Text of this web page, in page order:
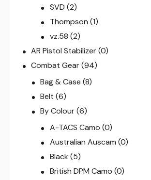
SVD (2)
Thompson (1)
vz.58 (2)
AR Pistol Stabilizer(0)
Combat Gear(94)
Bag & Case (8)
Belt (6)
By Colour (6)
A-TACS Camo (0)
Australian Auscam (0)
Black (5)
British DPM Camo (0)